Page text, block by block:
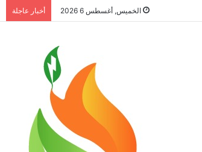
الخميس, أغسطس 6 2026 أخبار عاجلة